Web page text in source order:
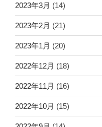
2023年3月 (14)
2023年2月 (21)
2023年1月 (20)
2022年12月 (18)
2022年11月 (16)
2022年10月 (15)